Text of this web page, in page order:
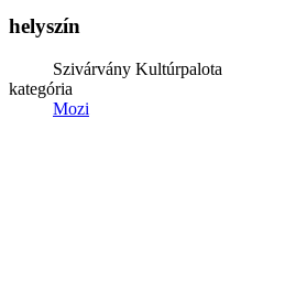
helyszín
Szivárvány Kultúrpalota
kategória
Mozi